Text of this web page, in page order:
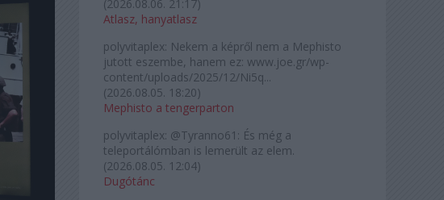
(2026.08.06. 21:17)
Atlasz, hanyatlasz
polyvitaplex: Nekem a képről nem a Mephisto
jutott eszembe, hanem ez: www.joe.gr/wp-
content/uploads/2025/12/Ni5q...
(2026.08.05. 18:20)
Mephisto a tengerparton
polyvitaplex: @Tyranno61: És még a
teleportálómban is lemerült az elem.
(2026.08.05. 12:04)
Dugótánc